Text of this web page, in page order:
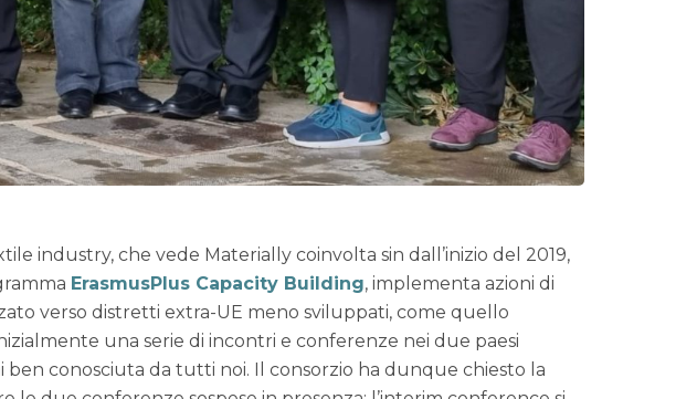
industry, che vede Materially coinvolta sin dall’inizio del 2019,
ErasmusPlus Capacity Building, implementa azioni di
verso distretti extra-UE meno sviluppati, come quello
una serie di incontri e conferenze nei due paesi
conosciuta da tutti noi. Il consorzio ha dunque chiesto la